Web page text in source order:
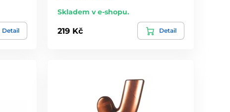
Detail
Skladem v e-shopu.
219 Kč Detail